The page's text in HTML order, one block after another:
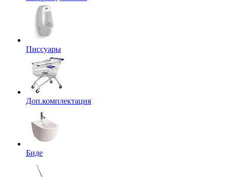
Писсуары
Доп.комплектация
Биде